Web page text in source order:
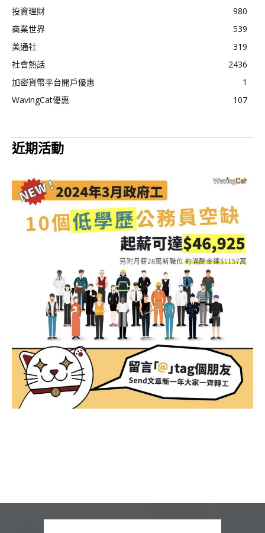
投資理財
980
商業世界
539
美通社
319
社會熱話
2436
加密貨幣平台開戶優惠
1
WavingCat優惠
107
近期活動